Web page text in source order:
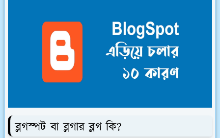
ব্লগস্পট বা ব্লগার ব্লগ কি?